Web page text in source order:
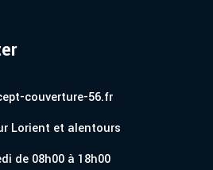
couverture-56.fr
Lorient et alentours
de 08h00 à 18h00